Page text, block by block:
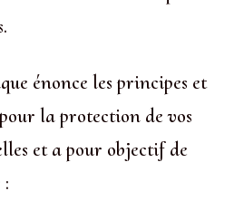
énonce les principes et
la protection de vos
et a pour objectif de